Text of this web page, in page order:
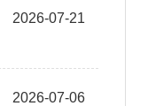
2026-07-21
2026-07-06